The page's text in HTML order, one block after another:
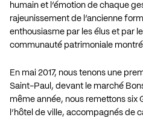
humain et l’émotion de chaque
rajeunissement de l’ancienne
enthousiasme par les élus et par
communauté patrimoniale
En mai 2017, nous tenons une
Saint-Paul, devant le marché
même année, nous remettons six
l’hôtel de ville, accompagnés de